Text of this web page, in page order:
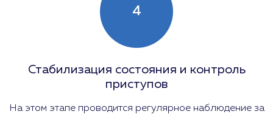
4
Стабилизация состояния и контроль
приступов
На этом этапе проводится регулярное наблюдение за